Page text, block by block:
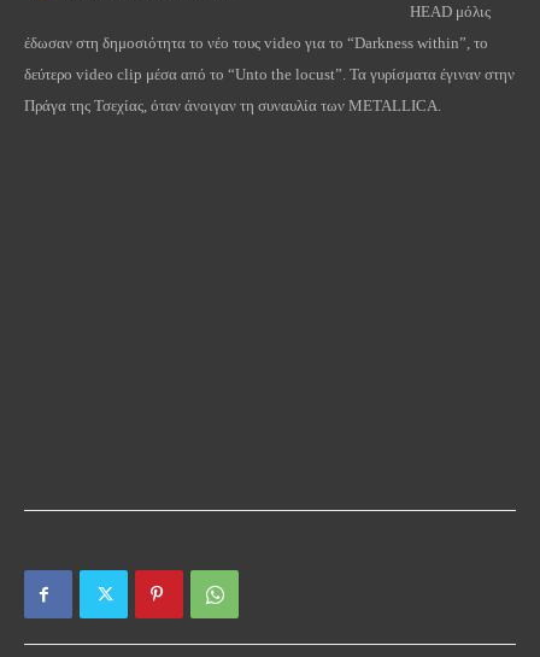
HEAD μόλις
έδωσαν στη δημοσιότητα το νέο τους video για το “Darkness within”, το
δεύτερο video clip μέσα από το “Unto the locust”. Τα γυρίσματα έγιναν στην
Πράγα της Τσεχίας, όταν άνοιγαν τη συναυλία των METALLICA.